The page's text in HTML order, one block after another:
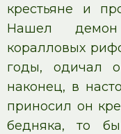
крестьяне и
Нашел
коралловых
годы, одичал
наконец, в
приносил он
бедняка, то